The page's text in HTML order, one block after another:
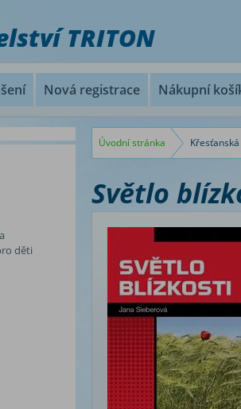
TRITON
Nová registrace Nákupní
děti
Úvodní stránka
Světlo